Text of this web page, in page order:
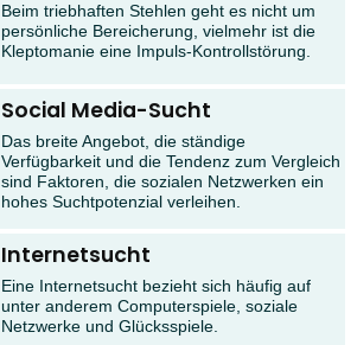
Beim triebhaften Stehlen geht es nicht um
persönliche Bereicherung, vielmehr ist die
Kleptomanie eine Impuls-Kontrollstörung.
Social Media-Sucht
Das breite Angebot, die ständige
Verfügbarkeit und die Tendenz zum Vergleich
sind Faktoren, die sozialen Netzwerken ein
hohes Suchtpotenzial verleihen.
Internetsucht
Eine Internetsucht bezieht sich häufig auf
unter anderem Computerspiele, soziale
Netzwerke und Glücksspiele.